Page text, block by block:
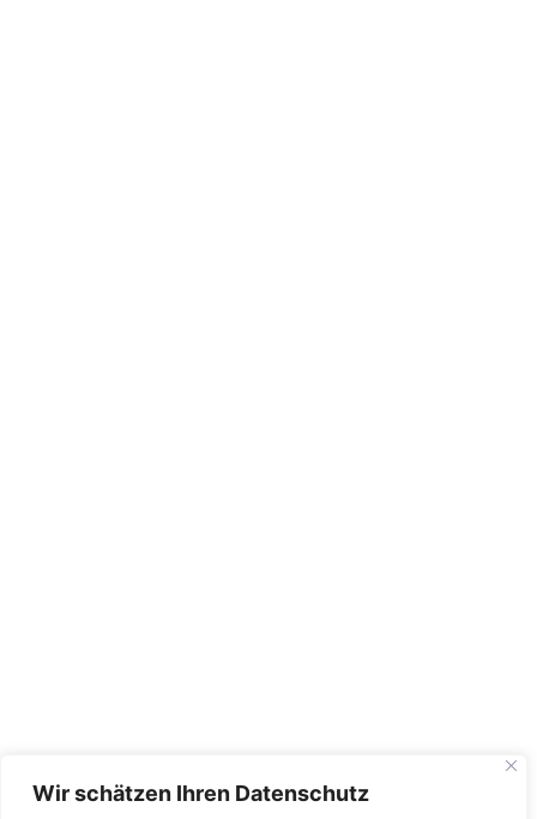
Wir schätzen Ihren Datenschutz